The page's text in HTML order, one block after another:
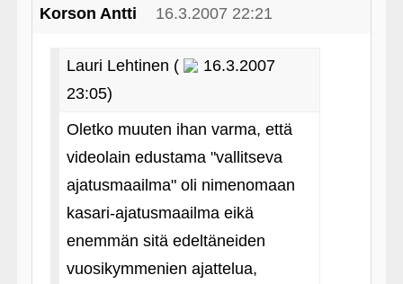
Korson Antti 16.3.2007 22:21
Lauri Lehtinen (
16.3.2007
23:05)
Oletko muuten ihan varma, että
videolain edustama "vallitseva
ajatusmaailma" oli nimenomaan
kasari-ajatusmaailma eikä
enemmän sitä edeltäneiden
vuosikymmenien ajattelua,